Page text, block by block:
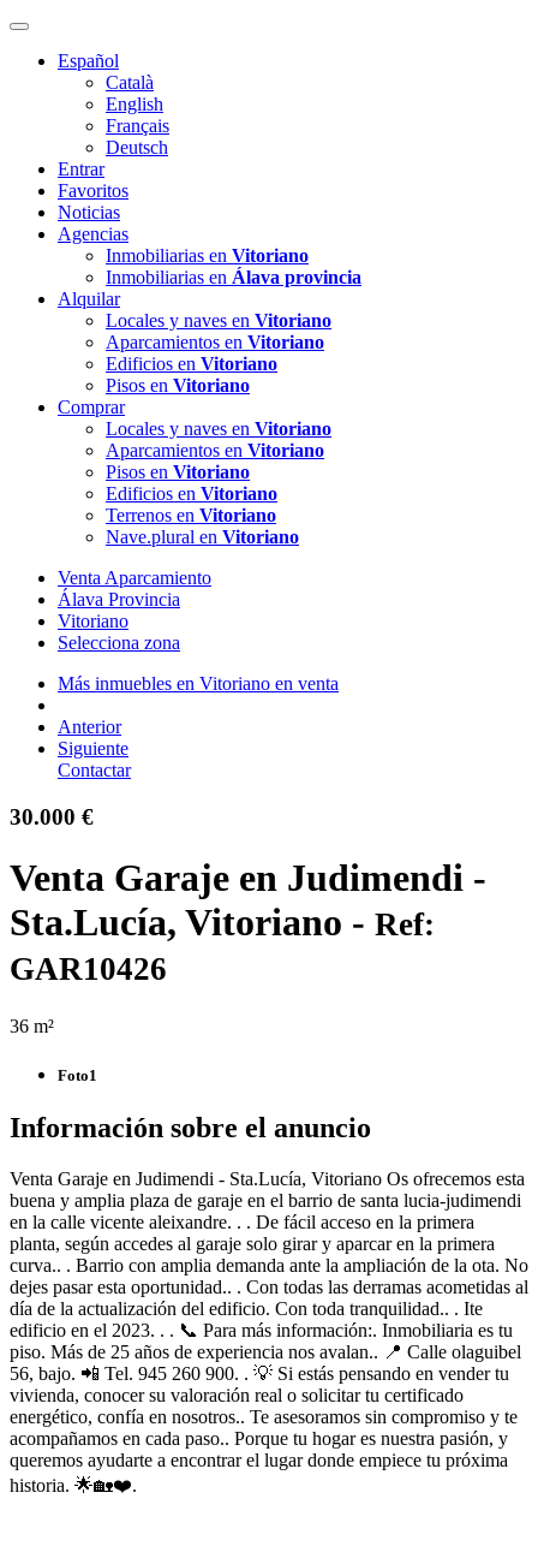
Español
Català
English
Français
Deutsch
Entrar
Favoritos
Noticias
Agencias
Inmobiliarias en Vitoriano
Inmobiliarias en Álava provincia
Alquilar
Locales y naves en Vitoriano
Aparcamientos en Vitoriano
Edificios en Vitoriano
Pisos en Vitoriano
Comprar
Locales y naves en Vitoriano
Aparcamientos en Vitoriano
Pisos en Vitoriano
Edificios en Vitoriano
Terrenos en Vitoriano
Nave.plural en Vitoriano
Venta Aparcamiento
Álava Provincia
Vitoriano
Selecciona zona
Más inmuebles en Vitoriano en venta
Anterior
Siguiente
Contactar
30.000 €
Venta Garaje en Judimendi -
Sta.Lucía, Vitoriano - Ref:
GAR10426
36 m²
Foto1
Información sobre el anuncio
Venta Garaje en Judimendi - Sta.Lucía, Vitoriano Os ofrecemos esta
buena y amplia plaza de garaje en el barrio de santa lucia-judimendi
en la calle vicente aleixandre. . . De fácil acceso en la primera
planta, según accedes al garaje solo girar y aparcar en la primera
curva.. . Barrio con amplia demanda ante la ampliación de la ota. No
dejes pasar esta oportunidad.. . Con todas las derramas acometidas al
día de la actualización del edificio. Con toda tranquilidad.. . Ite
edificio en el 2023. . . 📞 Para más información:. Inmobiliaria es tu
piso. Más de 25 años de experiencia nos avalan.. 📍 Calle olaguibel
56, bajo. 📲 Tel. 945 260 900. . 💡 Si estás pensando en vender tu
vivienda, conocer su valoración real o solicitar tu certificado
energético, confía en nosotros.. Te asesoramos sin compromiso y te
acompañamos en cada paso.. Porque tu hogar es nuestra pasión, y
queremos ayudarte a encontrar el lugar donde empiece tu próxima
historia. 🌟🏡❤️.